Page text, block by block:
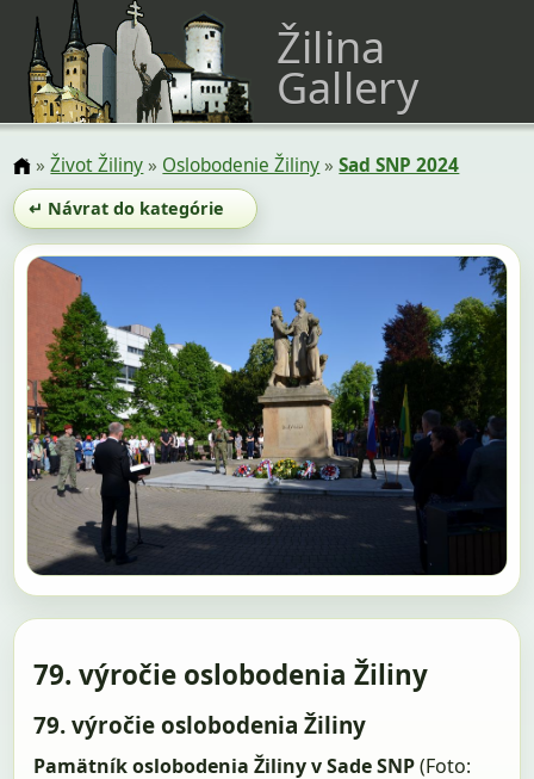
Žilina
Gallery
»Život Žiliny» Oslobodenie Žiliny»Sad SNP 2024
↵ Návrat do kategórie
79. výročie oslobodenia Žiliny
79. výročie oslobodenia Žiliny
Pamätník oslobodenia Žiliny v Sade SNP(Foto: